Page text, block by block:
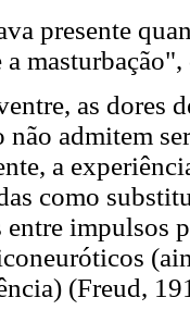
presente
masturbação",
as dores
não admitem
a
como
impulsos
(Freud,